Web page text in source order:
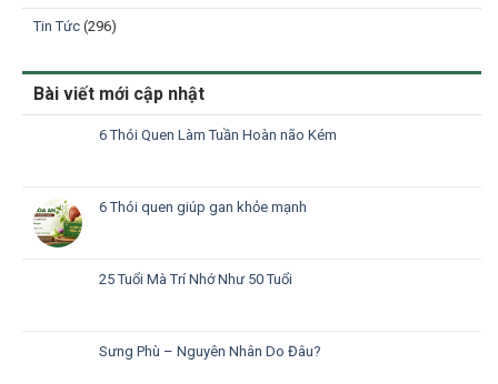
Tin Tức (296)
Bài viết mới cập nhật
6 Thói Quen Làm Tuần Hoàn não Kém
6 Thói quen giúp gan khỏe mạnh
25 Tuổi Mà Trí Nhớ Như 50 Tuổi
Sưng Phù – Nguyên Nhân Do Đâu?